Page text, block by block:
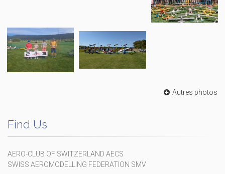
Autres photos
Find Us
AERO-CLUB OF SWITZERLAND AECS
SWISS AEROMODELLING FEDERATION SMV